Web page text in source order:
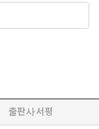
출판사 서평